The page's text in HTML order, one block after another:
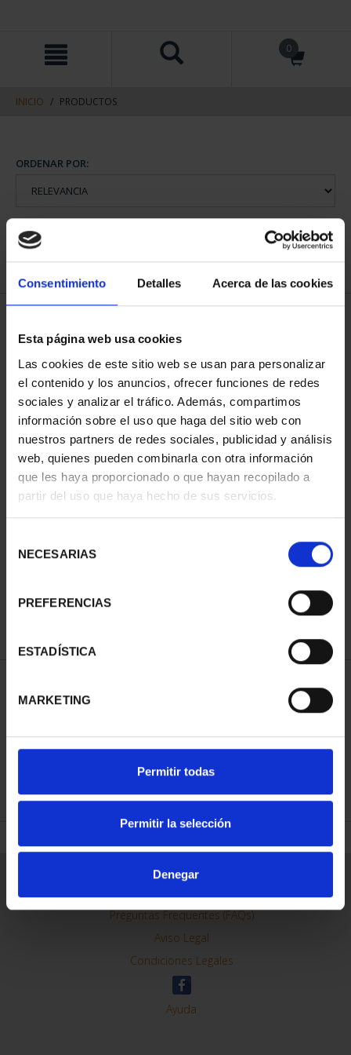
Consentimiento Detalles Acerca de las cookies
Esta página web usa cookies
Las cookies de este sitio web se usan para personalizar
el contenido y los anuncios, ofrecer funciones de redes
sociales y analizar el tráfico. Además, compartimos
información sobre el uso que haga del sitio web con
nuestros partners de redes sociales, publicidad y análisis
web, quienes pueden combinarla con otra información
que les haya proporcionado o que hayan recopilado a
partir del uso que haya hecho de sus servicios.
NECESARIAS
PREFERENCIAS
ESTADÍSTICA
MARKETING
Permitir todas
Permitir la selección
Denegar
contenido
navegacin
0
INICIO PRODUCTOS
ORDENAR POR:
REFINAR
CIUDADES PATRIMONIO
III - TOLEDO
ORDENAR POR:
REFINAR